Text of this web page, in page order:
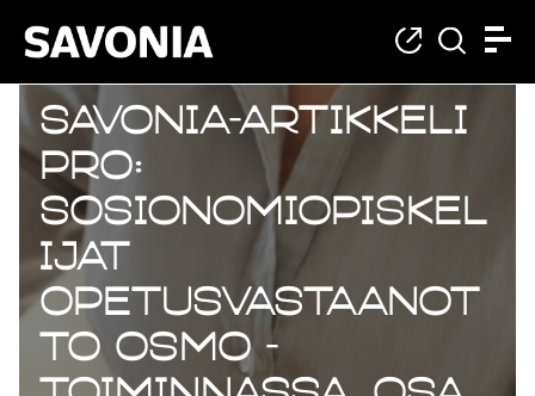
Savonia-artikkeli
Pro:
Sosionomiopiskel
ijat
Opetusvastaanot
to Osmo -